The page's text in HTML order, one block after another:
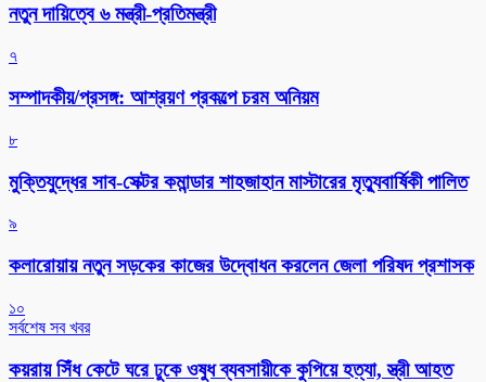
নতুন দায়িত্বে ৬ মন্ত্রী-প্রতিমন্ত্রী
৭
সম্পাদকীয়/প্রসঙ্গ: আশ্রয়ণ প্রকল্পে চরম অনিয়ম
৮
মুক্তিযুদ্ধের সাব-সেক্টর কমান্ডার শাহজাহান মাস্টারের মৃত্যুবার্ষিকী পালিত
৯
কলারোয়ায় নতুন সড়কের কাজের উদ্বোধন করলেন জেলা পরিষদ প্রশাসক
১০
সর্বশেষ সব খবর
কয়রায় সিঁধ কেটে ঘরে ঢুকে ওষুধ ব্যবসায়ীকে কুপিয়ে হত্যা, স্ত্রী আহত